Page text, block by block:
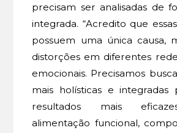
precisam ser analisadas de
integrada. “Acredito que
possuem uma única causa,
distorções em diferentes
emocionais. Precisamos
mais holísticas e integradas
resultados mais
alimentação funcional,